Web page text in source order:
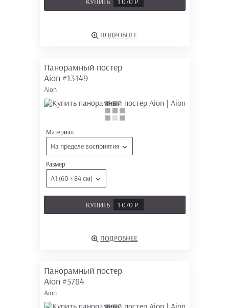
ПОДРОБНЕЕ
Панорамный постер
Aion #13149
Aion
Материал
На пределе восприятия
Размер
А1 (60 × 84 см)
КУПИТЬ 1 070 Р.
ПОДРОБНЕЕ
Панорамный постер
Aion #5784
Aion